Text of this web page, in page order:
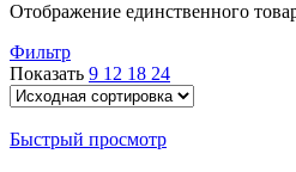
Отображение единственного
Фильтр
Показать 9 12 18 24
Быстрый просмотр